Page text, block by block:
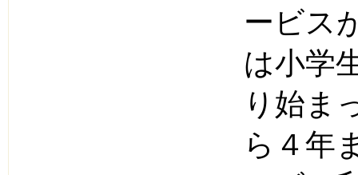
ービス
は小学
り始ま
ら４年